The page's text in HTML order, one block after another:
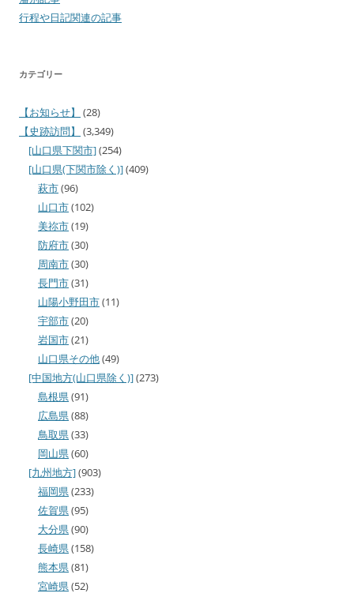
行程や日記関連の記事
カテゴリー
【お知らせ】
(28)
【史跡訪問】
(3,349)
[山口県下関市](254)
[山口県(下関市除く)](409)
萩市(96)
山口市(102)
美祢市(19)
防府市(30)
周南市(30)
長門市(31)
山陽小野田市(11)
宇部市(20)
岩国市(21)
山口県その他(49)
[中国地方(山口県除く)](273)
島根県(91)
広島県(88)
鳥取県(33)
岡山県(60)
[九州地方](903)
福岡県(233)
佐賀県(95)
大分県(90)
長崎県(158)
熊本県(81)
宮崎県(52)